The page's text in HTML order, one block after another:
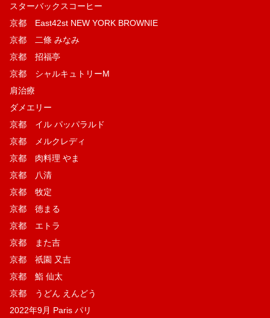
スターバックスコーヒー
京都 East42st NEW YORK BROWNIE
京都 二條 みなみ
京都 招福亭
京都 シャルキュトリーM
肩治療
ダメエリー
京都 イル パッパラルド
京都 メルクレディ
京都 肉料理 やま
京都 八清
京都 牧定
京都 徳まる
京都 エトラ
京都 また吉
京都 祇園 又吉
京都 鮨 仙太
京都 うどん えんどう
2022年9月 Paris パリ